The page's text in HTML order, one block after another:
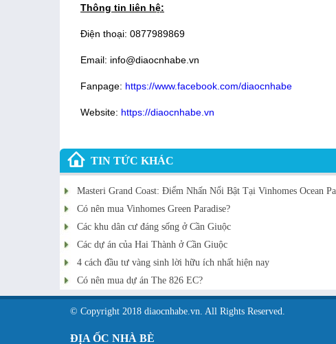
Thông tin liên hệ:
Điện thoại: 0877989869
Email: info@diaocnhabe.vn
Fanpage: https://www.facebook.com/diaocnhabe
Website: https://diaocnhabe.vn
TIN TỨC KHÁC
Masteri Grand Coast: Điểm Nhấn Nổi Bật Tại Vinhomes Ocean
Có nên mua Vinhomes Green Paradise?
Các khu dân cư đáng sống ở Cần Giuộc
Các dự án của Hai Thành ở Cần Giuộc
4 cách đầu tư vàng sinh lời hữu ích nhất hiện nay
Có nên mua dự án The 826 EC?
© Copyright 2018 diaocnhabe.vn. All Rights Reserved.
ĐỊA ỐC NHÀ BÈ